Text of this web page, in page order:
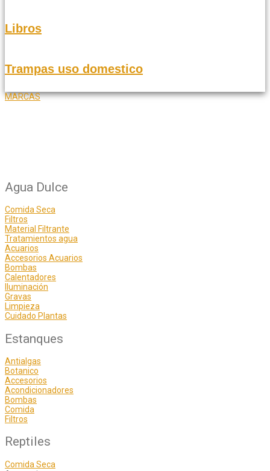
Libros
Trampas uso domestico
MARCAS
Agua Dulce
Comida Seca
Filtros
Material Filtrante
Tratamientos agua
Acuarios
Accesorios Acuarios
Bombas
Calentadores
Iluminación
Gravas
Limpieza
Cuidado Plantas
Estanques
Antialgas
Botanico
Accesorios
Acondicionadores
Bombas
Comida
Filtros
Reptiles
Comida Seca